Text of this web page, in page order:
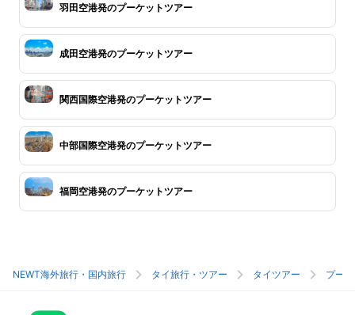
羽田空港発のプーケットツアー
成田空港発のプーケットツアー
関西国際空港発のプーケットツアー
中部国際空港発のプーケットツアー
福岡空港発のプーケットツアー
NEWT海外旅行・国内旅行 タイ旅行・ツアー タイツアー プー